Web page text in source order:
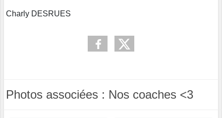
Charly DESRUES
Photos associées : Nos coaches <3